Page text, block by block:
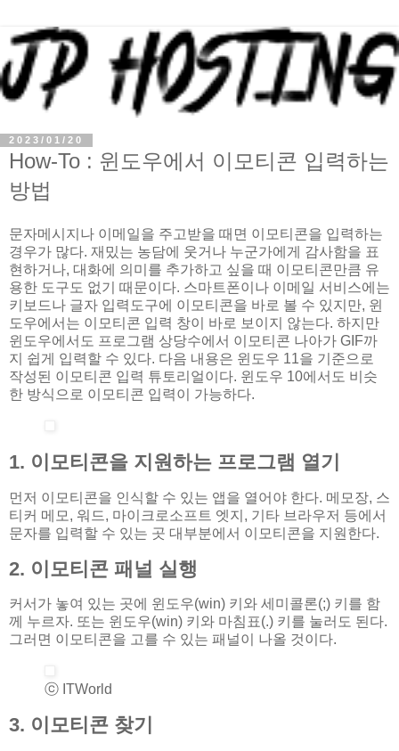
2023/01/20
How-To : 윈도우에서 이모티콘 입력하는
방법
문자메시지나 이메일을 주고받을 때면 이모티콘을 입력하는
경우가 많다. 재밌는 농담에 웃거나 누군가에게 감사함을 표
현하거나, 대화에 의미를 추가하고 싶을 때 이모티콘만큼 유
용한 도구도 없기 때문이다. 스마트폰이나 이메일 서비스에는
키보드나 글자 입력도구에 이모티콘을 바로 볼 수 있지만, 윈
도우에서는 이모티콘 입력 창이 바로 보이지 않는다. 하지만
윈도우에서도 프로그램 상당수에서 이모티콘 나아가 GIF까
지 쉽게 입력할 수 있다. 다음 내용은 윈도우 11을 기준으로
작성된 이모티콘 입력 튜토리얼이다. 윈도우 10에서도 비슷
한 방식으로 이모티콘 입력이 가능하다.
1. 이모티콘을 지원하는 프로그램 열기
먼저 이모티콘을 인식할 수 있는 앱을 열어야 한다. 메모장, 스
티커 메모, 워드, 마이크로소프트 엣지, 기타 브라우저 등에서
문자를 입력할 수 있는 곳 대부분에서 이모티콘을 지원한다.
2. 이모티콘 패널 실행
커서가 놓여 있는 곳에 윈도우(win) 키와 세미콜론(;) 키를 함
께 누르자. 또는 윈도우(win) 키와 마침표(.) 키를 눌러도 된다.
그러면 이모티콘을 고를 수 있는 패널이 나올 것이다.
ⓒ ITWorld
3. 이모티콘 찾기